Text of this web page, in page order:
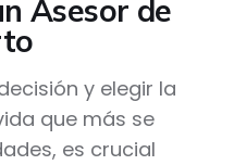
Asesor de
y elegir la
que más se
es crucial